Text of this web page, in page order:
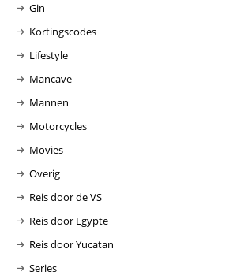
Gin
Kortingscodes
Lifestyle
Mancave
Mannen
Motorcycles
Movies
Overig
Reis door de VS
Reis door Egypte
Reis door Yucatan
Series